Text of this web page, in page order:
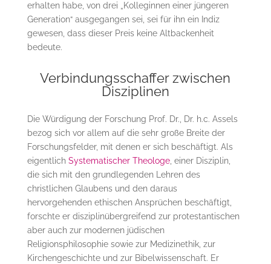
erhalten habe, von drei „Kolleginnen einer jüngeren
Generation“ ausgegangen sei, sei für ihn ein Indiz
gewesen, dass dieser Preis keine Altbackenheit
bedeute.
Verbindungsschaffer zwischen
Disziplinen
Die Würdigung der Forschung Prof. Dr., Dr. h.c. Assels
bezog sich vor allem auf die sehr große Breite der
Forschungsfelder, mit denen er sich beschäftigt. Als
eigentlich Systematischer Theologe, einer Disziplin,
die sich mit den grundlegenden Lehren des
christlichen Glaubens und den daraus
hervorgehenden ethischen Ansprüchen beschäftigt,
forschte er disziplinübergreifend zur protestantischen
aber auch zur modernen jüdischen
Religionsphilosophie sowie zur Medizinethik, zur
Kirchengeschichte und zur Bibelwissenschaft. Er